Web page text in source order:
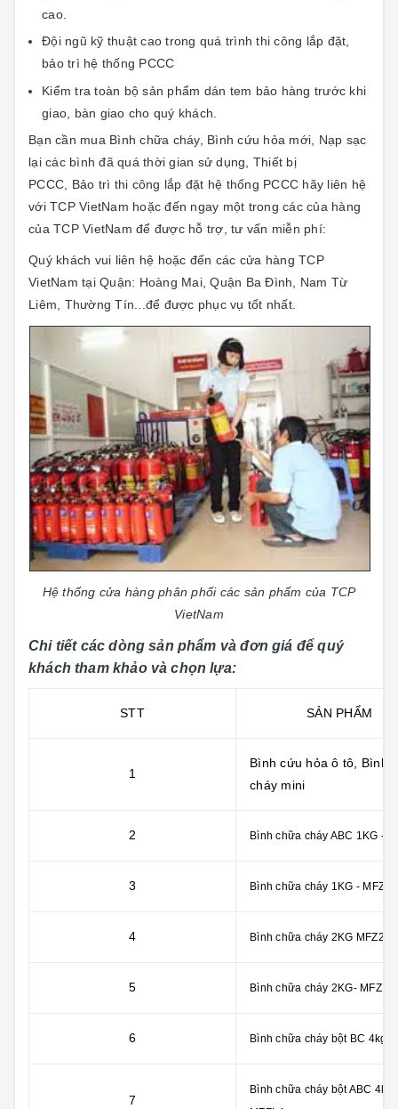
cao.
Đội ngũ kỹ thuật cao trong quá trình thi công lắp đặt,
bảo trì hệ thống PCCC
Kiểm tra toàn bộ sản phẩm dán tem bảo hàng trước khi
giao, bàn giao cho quý khách.
Bạn cần mua Bình chữa cháy, Bình cứu hỏa mới, Nạp sạc
lại các bình đã quá thời gian sử dụng, Thiết bị
PCCC, Bảo trì thi công lắp đặt hệ thống PCCC hãy liên hệ
với TCP VietNam hoặc đến ngay một trong các của hàng
của TCP VietNam để được hỗ trợ, tư vấn miễn phí:
Quý khách vui liên hệ hoặc đến các cửa hàng TCP
VietNam tại Quận: Hoàng Mai, Quận Ba Đình, Nam Từ
Liêm, Thường Tín...để được phục vụ tốt nhất.
Hệ thống cửa hàng phân phối các sản phẩm của TCP
VietNam
Chi tiết các dòng sản phẩm và đơn giá để quý
khách tham khảo và chọn lựa:
STT SẢN PHẨM
1
Bình cứu hỏa ô tô, Bình
cháy mini
2 Bình chữa cháy ABC 1KG -
3 Bình chữa cháy 1KG - MFZ1
4 Bình chữa cháy 2KG MFZ2
5 Bình chữa cháy 2KG- MFZL2
6 Bình chữa cháy bột BC 4kg-
7
Bình chữa cháy bột ABC 4kg-